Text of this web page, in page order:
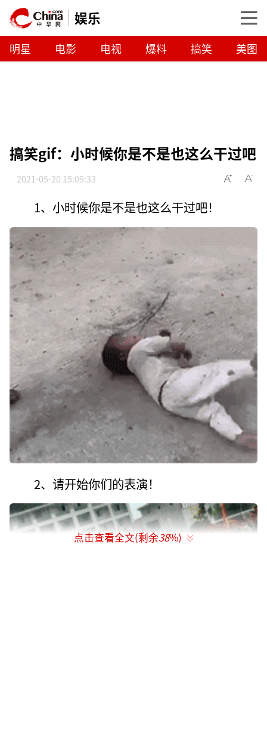
娱乐
明星 电影 电视 爆料 搞笑 美图
搞笑gif：小时候你是不是也这么干过吧
2021-05-20 15:09:33
1、小时候你是不是也这么干过吧！
2、请开始你们的表演！
点击查看全文(剩余38%)